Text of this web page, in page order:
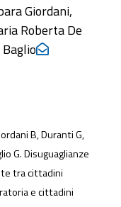
Giordani,
Roberta De
B, Duranti G,
G. Disuguaglianze
tra cittadini
e cittadini